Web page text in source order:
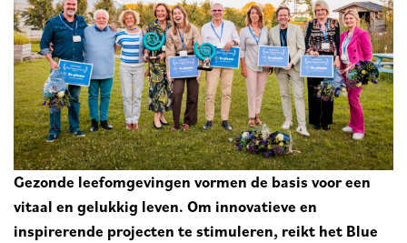
Gezonde leefomgevingen vormen de basis voor een
vitaal en gelukkig leven. Om innovatieve en
inspirerende projecten te stimuleren, reikt het Blue